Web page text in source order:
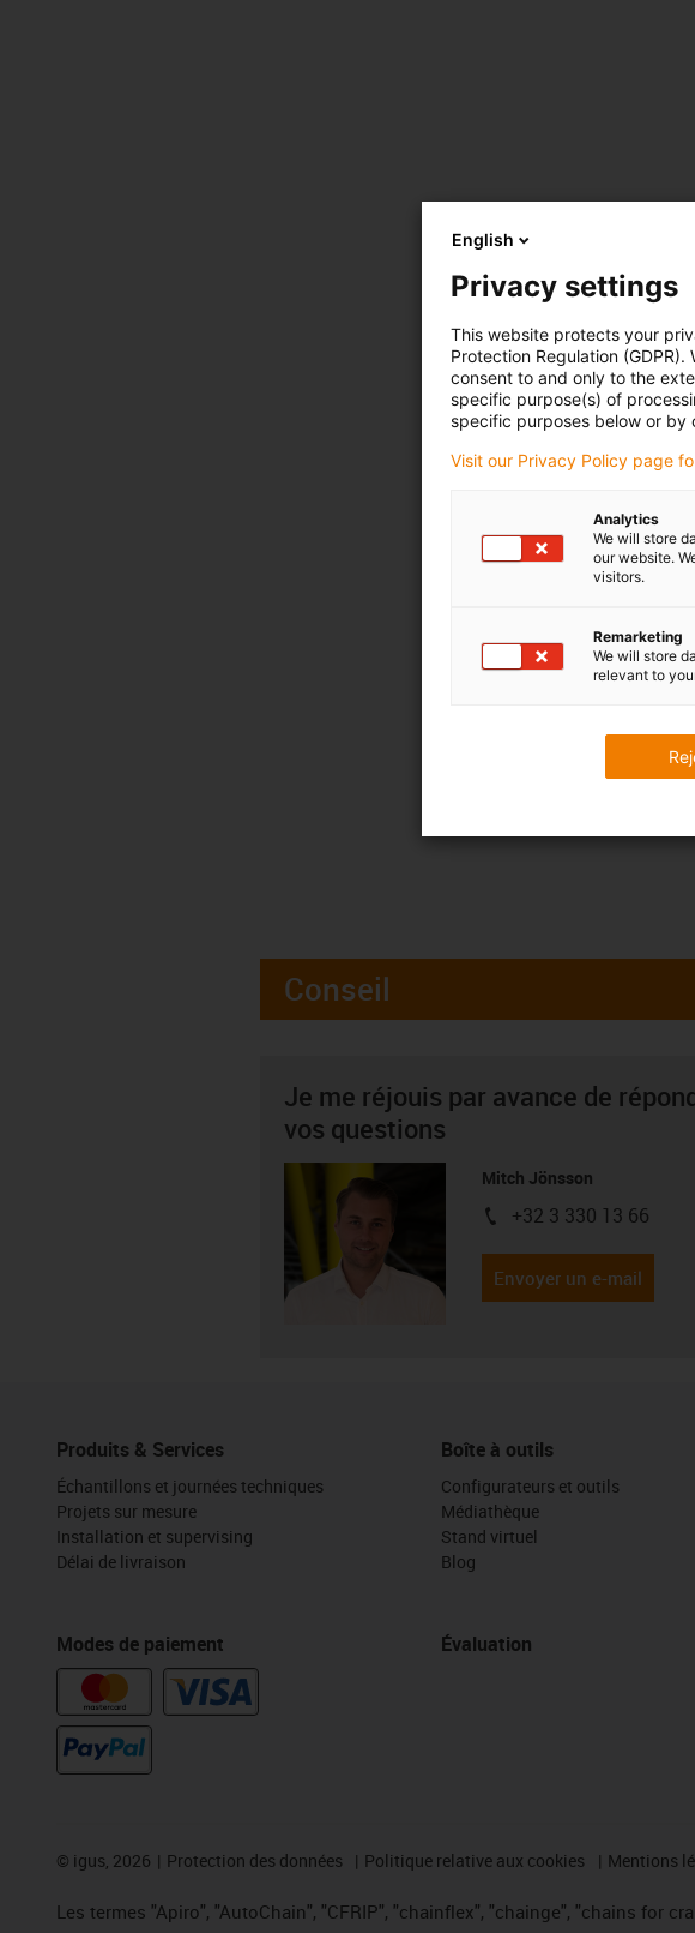
Conseil
Je me réjouis par avance de
vos questions
Mitch Jönsson
igus-icon-phone
+32 3 330 13 66
Envoyer un e-mail
Produits & Services
Échantillons et journées techniques
Projets sur mesure
Installation et supervising
Délai de livraison
Modes de paiement
Boîte à outils
Configurateurs et outils
Médiathèque
Stand virtuel
Blog
Évaluation
© igus, 2026 Protection des données Politique relative aux cookies Mentions
Les termes "Apiro", "AutoChain", "CFRIP", "chainflex", "chainge", "chains for
English
Privacy settings
This website protects your
Protection Regulation
consent to and only to the
specific purpose(s) of
specific purposes below or by
Visit our Privacy Policy page
Analytics
We will store
our website.
visitors.
Remarketing
We will store
relevant to